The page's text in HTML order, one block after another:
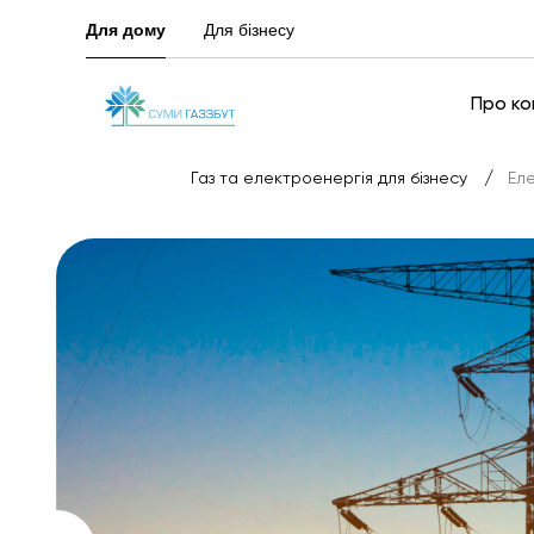
Для дому Для бізнесу
Про
Газ та електроенергія для бізнесу /